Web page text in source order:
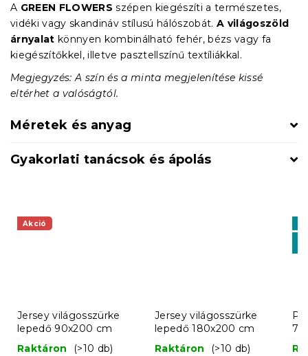
A GREEN FLOWERS szépen kiegészíti a természetes,
vidéki vagy skandináv stílusú hálószobát. A világoszöld
árnyalat könnyen kombinálható fehér, bézs vagy fa
kiegészítőkkel, illetve pasztellszínű textíliákkal.
Megjegyzés: A szín és a minta megjelenítése kissé
eltérhet a valóságtól.
Méretek és anyag
Gyakorlati tanácsok és ápolás
Akció
Jersey világosszürke
lepedő 90x200 cm
Raktáron
(>10 db)
Jersey világosszürke
lepedő 180x200 cm
Raktáron
(>10 db)
70